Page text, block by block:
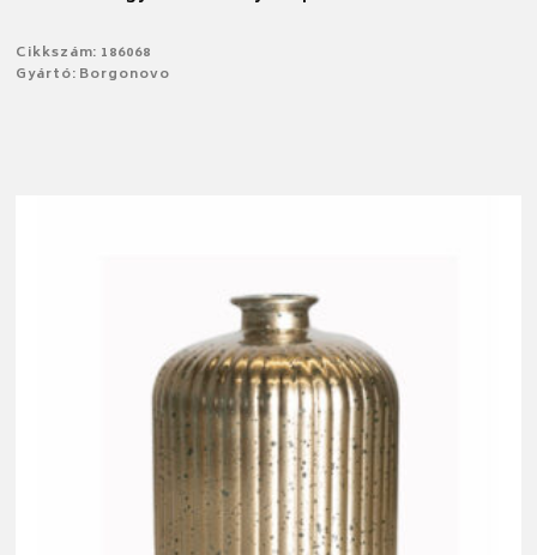
Cikkszám: 186068
Gyártó: Borgonovo